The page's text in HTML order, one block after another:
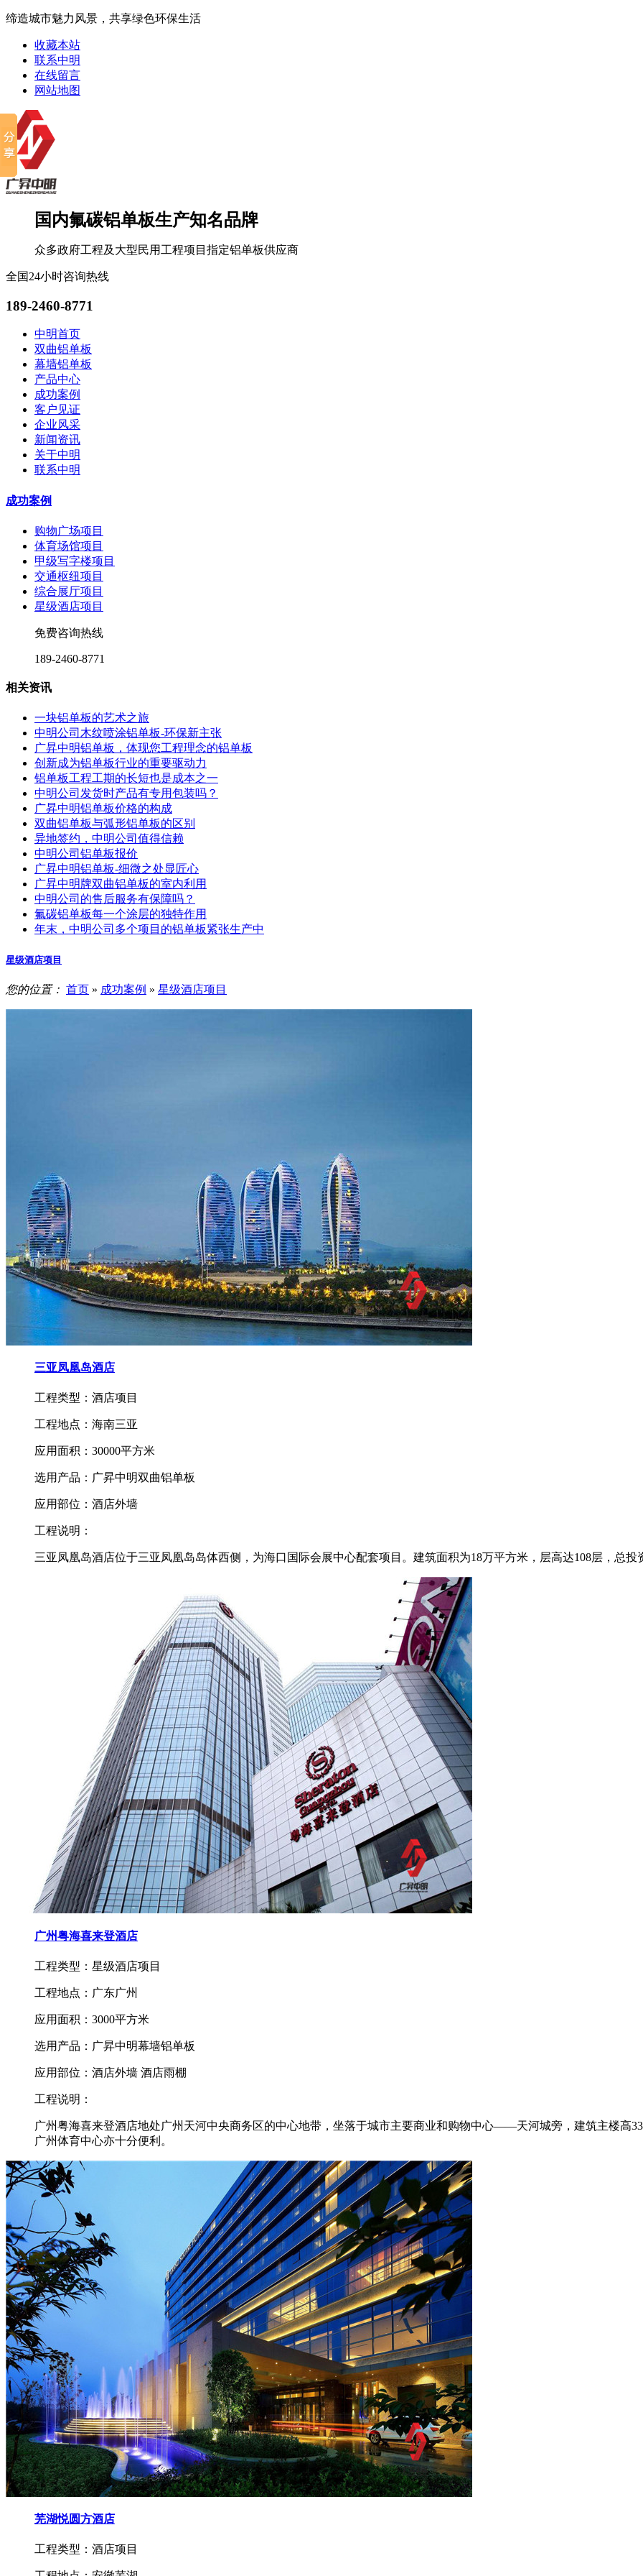
缔造城市魅力风景，共享绿色环保生活
收藏本站
联系中明
在线留言
网站地图
国内氟碳铝单板生产知名品牌
众多政府工程及大型民用工程项目指定铝单板供应商
全国24小时咨询热线
189-2460-8771
中明首页
双曲铝单板
幕墙铝单板
产品中心
成功案例
客户见证
企业风采
新闻资讯
关于中明
联系中明
成功案例
购物广场项目
体育场馆项目
甲级写字楼项目
交通枢纽项目
综合展厅项目
星级酒店项目
免费咨询热线
189-2460-8771
相关资讯
一块铝单板的艺术之旅
中明公司木纹喷涂铝单板-环保新主张
广昇中明铝单板，体现您工程理念的铝单板
创新成为铝单板行业的重要驱动力
铝单板工程工期的长短也是成本之一
中明公司发货时产品有专用包装吗？
广昇中明铝单板价格的构成
双曲铝单板与弧形铝单板的区别
异地签约，中明公司值得信赖
中明公司铝单板报价
广昇中明铝单板-细微之处显匠心
广昇中明牌双曲铝单板的室内利用
中明公司的售后服务有保障吗？
氟碳铝单板每一个涂层的独特作用
年末，中明公司多个项目的铝单板紧张生产中
星级酒店项目
您的位置： 首页 » 成功案例 » 星级酒店项目
三亚凤凰岛酒店
工程类型：酒店项目
工程地点：海南三亚
应用面积：30000平方米
选用产品：广昇中明双曲铝单板
应用部位：酒店外墙
工程说明：
三亚凤凰岛酒店位于三亚凤凰岛岛体西侧，为海口国际会展中心配套项目。建筑面积为18万平方米，层高达108层，总投
广州粤海喜来登酒店
工程类型：星级酒店项目
工程地点：广东广州
应用面积：3000平方米
选用产品：广昇中明幕墙铝单板
应用部位：酒店外墙 酒店雨棚
工程说明：
广州粤海喜来登酒店地处广州天河中央商务区的中心地带，坐落于城市主要商业和购物中心——天河城旁，建筑主楼高
广州体育中心亦十分便利。
芜湖悦圆方酒店
工程类型：酒店项目